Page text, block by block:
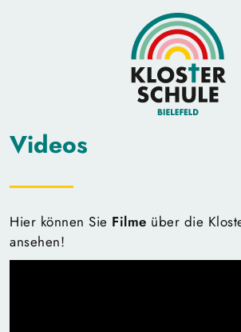
Videos
Hier können Sie Filme über die
ansehen!